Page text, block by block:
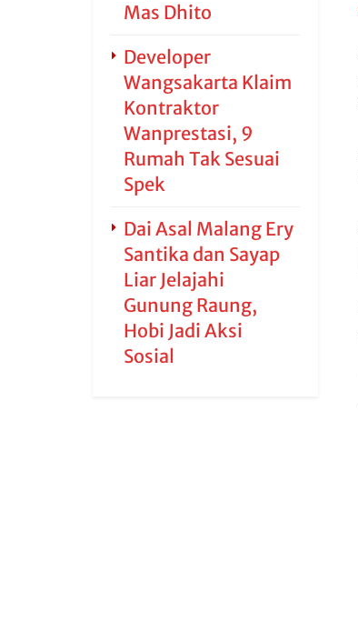
Mas Dhito
Developer
Wangsakarta Klaim
Kontraktor
Wanprestasi, 9
Rumah Tak Sesuai
Spek
Dai Asal Malang Ery
Santika dan Sayap
Liar Jelajahi
Gunung Raung,
Hobi Jadi Aksi
Sosial